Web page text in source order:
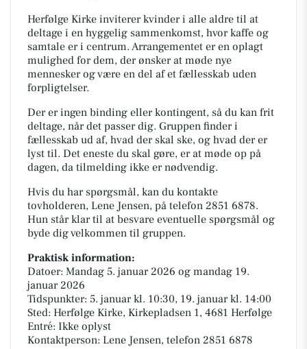
Herfølge Kirke inviterer kvinder i alle aldre til at
deltage i en hyggelig sammenkomst, hvor kaffe og
samtale er i centrum. Arrangementet er en oplagt
mulighed for dem, der ønsker at møde nye
mennesker og være en del af et fællesskab uden
forpligtelser.
Der er ingen binding eller kontingent, så du kan frit
deltage, når det passer dig. Gruppen finder i
fællesskab ud af, hvad der skal ske, og hvad der er
lyst til. Det eneste du skal gøre, er at møde op på
dagen, da tilmelding ikke er nødvendig.
Hvis du har spørgsmål, kan du kontakte
tovholderen, Lene Jensen, på telefon 2851 6878.
Hun står klar til at besvare eventuelle spørgsmål og
byde dig velkommen til gruppen.
Praktisk information:
Datoer: Mandag 5. januar 2026 og mandag 19.
januar 2026
Tidspunkter: 5. januar kl. 10:30, 19. januar kl. 14:00
Sted: Herfølge Kirke, Kirkepladsen 1, 4681 Herfølge
Entré: Ikke oplyst
Kontaktperson: Lene Jensen, telefon 2851 6878